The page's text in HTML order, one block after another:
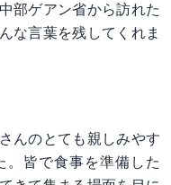
部ゲアン省から訪れた
な言葉を残してくれま
んのとても親しみやす
。皆で食事を準備した